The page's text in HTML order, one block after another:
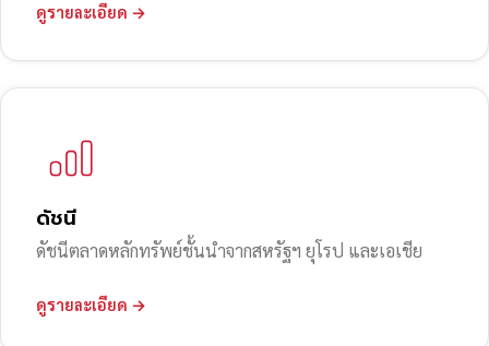
ดูรายละเอียด →
ดัชนี
ดัชนีตลาดหลักทรัพย์ชั้นนำจากสหรัฐฯ ยุโรป และเอเชีย
ดูรายละเอียด →